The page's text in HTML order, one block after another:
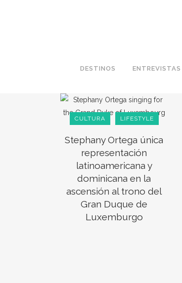
DESTINOS ENTREVISTAS
CULTURA LIFESTYLE
Stephany Ortega única
representación
latinoamericana y
dominicana en la
ascensión al trono del
Gran Duque de
Luxemburgo